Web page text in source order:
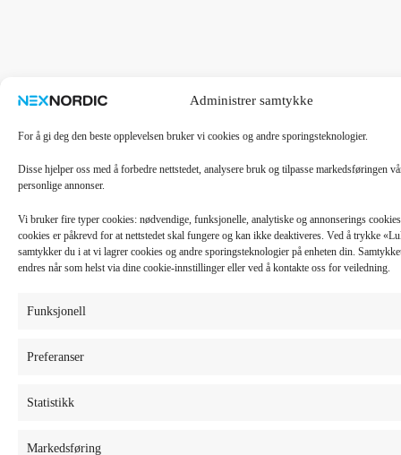
Administrer samtykke
For å gi deg den beste opplevelsen bruker vi cookies og andre sporingsteknologier.
Disse hjelper oss med å forbedre nettstedet, analysere bruk og tilpasse markedsføringen
personlige annonser.
Vi bruker fire typer cookies: nødvendige, funksjonelle, analytiske og annonserings
cookies er påkrevd for at nettstedet skal fungere og kan ikke deaktiveres. Ved å trykke
samtykker du i at vi lagrer cookies og andre sporingsteknologier på enheten din.
endres når som helst via dine cookie-innstillinger eller ved å kontakte oss for veiledning.
Funksjonell
Preferanser
Statistikk
Markedsføring